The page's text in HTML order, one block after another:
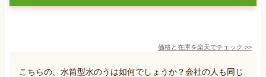
価格と在庫を楽天でチェック >>
こちらの、水筒型水のうは如何でしょうか？会社の人も同じ